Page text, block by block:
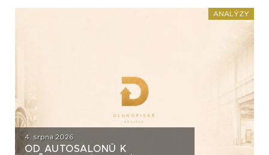
ANALÝZY
4. srpna 2026
OD AUTOSALONŮ K